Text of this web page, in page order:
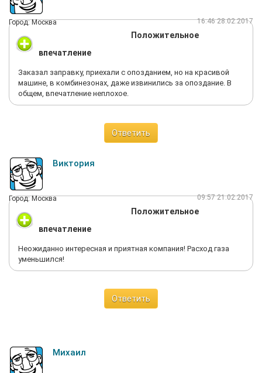
Город: Москва 16:46 28.02.2017
Положительное
впечатление
Заказал заправку, приехали с опозданием, но на красивой
машине, в комбинезонах, даже извинились за опоздание. В
общем, впечатление неплохое.
Ответить
Виктория
Город: Москва 09:57 21.02.2017
Положительное
впечатление
Неожиданно интересная и приятная компания! Расход газа
уменьшился!
Ответить
Михаил